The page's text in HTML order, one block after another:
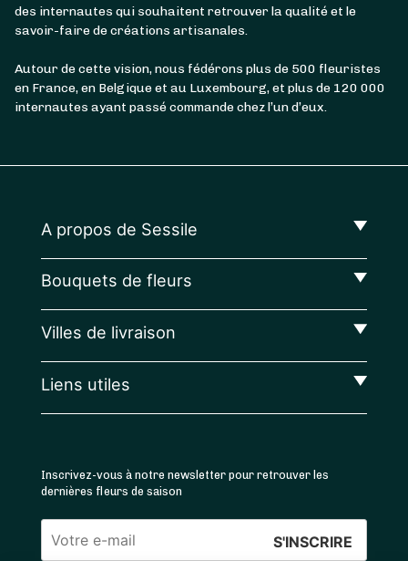
des internautes qui souhaitent retrouver la qualité et le
savoir-faire de créations artisanales.
Autour de cette vision, nous fédérons plus de 500 fleuristes
en France, en Belgique et au Luxembourg, et plus de 120 000
internautes ayant passé commande chez l’un d’eux.
A propos de Sessile
Bouquets de fleurs
Villes de livraison
Liens utiles
Inscrivez-vous à notre newsletter pour retrouver les
dernières fleurs de saison